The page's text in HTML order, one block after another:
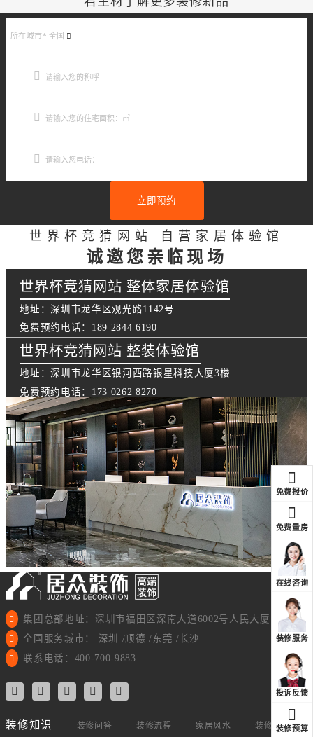
所在城市* 全国
立即预约
世界杯竞猜网站 自营家居体验馆
诚邀您亲临现场
世界杯竞猜网站 整体家居体验馆
地址：深圳市龙华区观光路1142号
免费预约电话：189 2844 6190
世界杯竞猜网站 整装体验馆
地址：深圳市龙华区银河西路银星科技大厦3楼
免费预约电话：173 0262 8270
免费报价
免费量房
在线咨询
装修服务
投诉反馈
装修预算
集团总部地址：深圳市福田区深南大道6002号人民大厦11楼
全国服务城市： 深圳 /顺德 /东莞 /长沙
联系电话：400-700-9883
装修知识 装修问答 装修流程 家居风水 装修视频